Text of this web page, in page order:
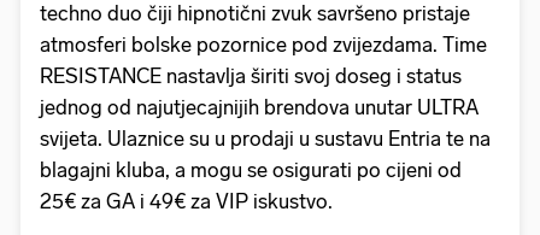
techno duo čiji hipnotični zvuk savršeno pristaje
atmosferi bolske pozornice pod zvijezdama. Time
RESISTANCE nastavlja širiti svoj doseg i status
jednog od najutjecajnijih brendova unutar ULTRA
svijeta. Ulaznice su u prodaji u sustavu Entria te na
blagajni kluba, a mogu se osigurati po cijeni od
25€ za GA i 49€ za VIP iskustvo.